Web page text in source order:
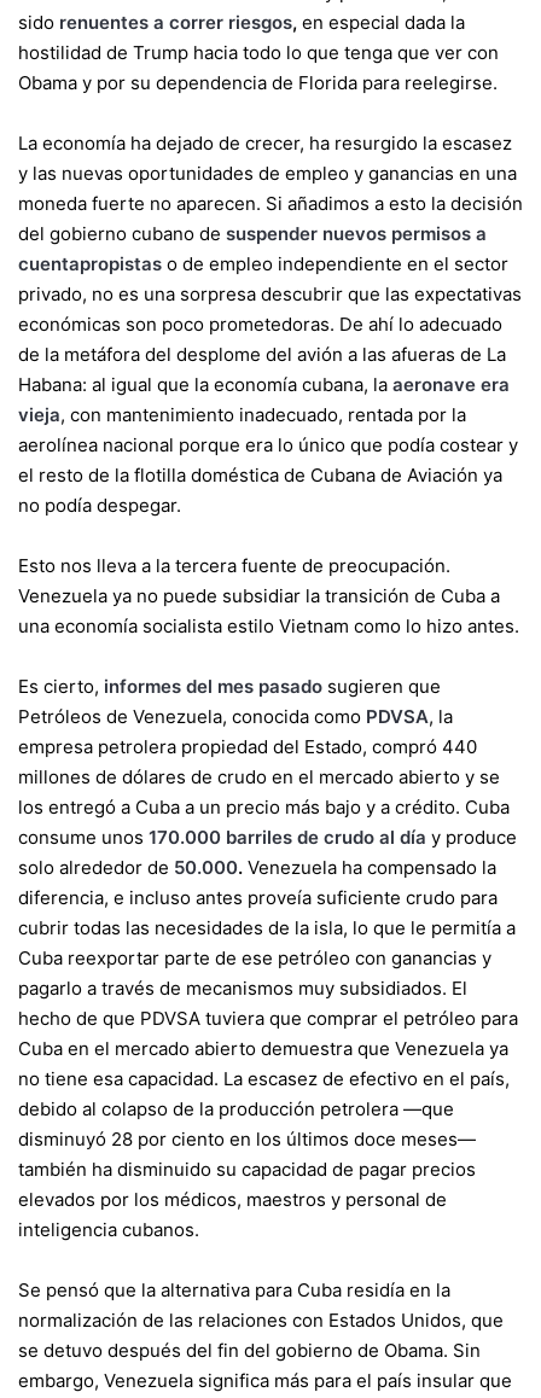
sido renuentes a correr riesgos, en especial dada la
hostilidad de Trump hacia todo lo que tenga que ver con
Obama y por su dependencia de Florida para reelegirse.
La economía ha dejado de crecer, ha resurgido la escasez
y las nuevas oportunidades de empleo y ganancias en una
moneda fuerte no aparecen. Si añadimos a esto la decisión
del gobierno cubano de suspender nuevos permisos a
cuentapropistas o de empleo independiente en el sector
privado, no es una sorpresa descubrir que las expectativas
económicas son poco prometedoras. De ahí lo adecuado
de la metáfora del desplome del avión a las afueras de La
Habana: al igual que la economía cubana, la aeronave era
vieja, con mantenimiento inadecuado, rentada por la
aerolínea nacional porque era lo único que podía costear y
el resto de la flotilla doméstica de Cubana de Aviación ya
no podía despegar.
Esto nos lleva a la tercera fuente de preocupación.
Venezuela ya no puede subsidiar la transición de Cuba a
una economía socialista estilo Vietnam como lo hizo antes.
Es cierto, informes del mes pasado sugieren que
Petróleos de Venezuela, conocida como PDVSA, la
empresa petrolera propiedad del Estado, compró 440
millones de dólares de crudo en el mercado abierto y se
los entregó a Cuba a un precio más bajo y a crédito. Cuba
consume unos 170.000 barriles de crudo al día y produce
solo alrededor de 50.000. Venezuela ha compensado la
diferencia, e incluso antes proveía suficiente crudo para
cubrir todas las necesidades de la isla, lo que le permitía a
Cuba reexportar parte de ese petróleo con ganancias y
pagarlo a través de mecanismos muy subsidiados. El
hecho de que PDVSA tuviera que comprar el petróleo para
Cuba en el mercado abierto demuestra que Venezuela ya
no tiene esa capacidad. La escasez de efectivo en el país,
debido al colapso de la producción petrolera —que
disminuyó 28 por ciento en los últimos doce meses—
también ha disminuido su capacidad de pagar precios
elevados por los médicos, maestros y personal de
inteligencia cubanos.
Se pensó que la alternativa para Cuba residía en la
normalización de las relaciones con Estados Unidos, que
se detuvo después del fin del gobierno de Obama. Sin
embargo, Venezuela significa más para el país insular que